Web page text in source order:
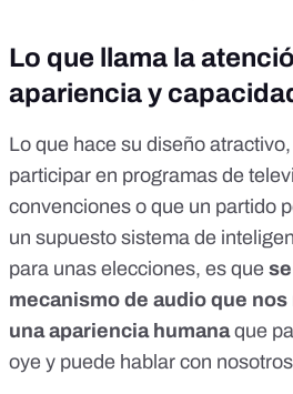
Lo que llama la
apariencia y
Lo que hace su diseño
participar en programas de
convenciones o que un partido
un supuesto sistema de
para unas elecciones, es que
mecanismo de audio que
una apariencia humanaque
oye y puede hablar con